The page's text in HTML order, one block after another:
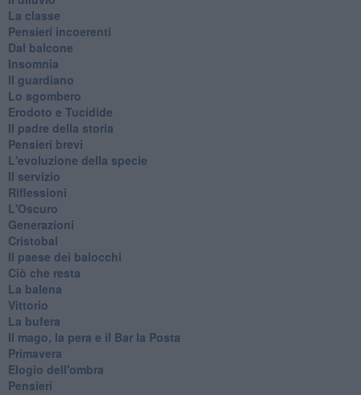
La classe
Pensieri incoerenti
Dal balcone
Insomnia
Il guardiano
Lo sgombero
Erodoto e Tucidide
Il padre della storia
Pensieri brevi
L'evoluzione della specie
Il servizio
Riflessioni
L'Oscuro
Generazioni
Cristobal
Il paese dei balocchi
Ciò che resta
La balena
Vittorio
La bufera
Il mago, la pera e il Bar la Posta
Primavera
Elogio dell'ombra
Pensieri